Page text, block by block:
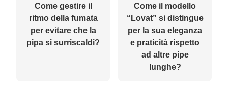
Come gestire il
ritmo della fumata
per evitare che la
pipa si surriscaldi?
Come il modello
“Lovat” si distingue
per la sua eleganza
e praticità rispetto
ad altre pipe
lunghe?